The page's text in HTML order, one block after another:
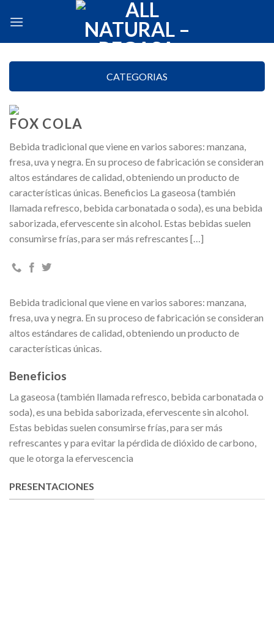
CATEGORIAS
FOX COLA
Bebida tradicional que viene en varios sabores: manzana,
fresa, uva y negra. En su proceso de fabricación se consideran
altos estándares de calidad, obteniendo un producto de
características únicas. Beneficios La gaseosa (también
llamada refresco, bebida carbonatada o soda), es una bebida
saborizada, efervescente sin alcohol. Estas bebidas suelen
consumirse frías, para ser más refrescantes […]
Bebida tradicional que viene en varios sabores: manzana,
fresa, uva y negra. En su proceso de fabricación se consideran
altos estándares de calidad, obteniendo un producto de
características únicas.
Beneficios
La gaseosa (también llamada refresco, bebida carbonatada o
soda), es una bebida saborizada, efervescente sin alcohol.
Estas bebidas suelen consumirse frías, para ser más
refrescantes y para evitar la pérdida de dióxido de carbono,
que le otorga la efervescencia
PRESENTACIONES